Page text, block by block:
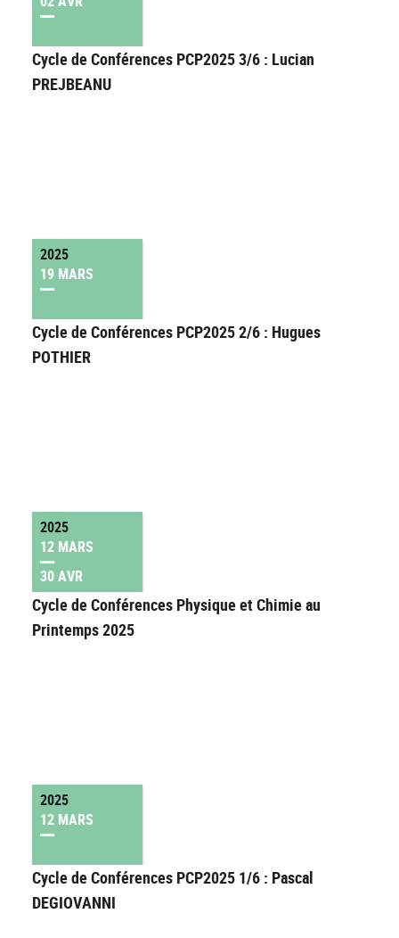
Cycle de Conférences PCP2025 3/6 : Lucian
PREJBEANU
2025
19 MARS
Cycle de Conférences PCP2025 2/6 : Hugues
POTHIER
2025
12 MARS
30 AVR
Cycle de Conférences Physique et Chimie au
Printemps 2025
2025
12 MARS
Cycle de Conférences PCP2025 1/6 : Pascal
DEGIOVANNI